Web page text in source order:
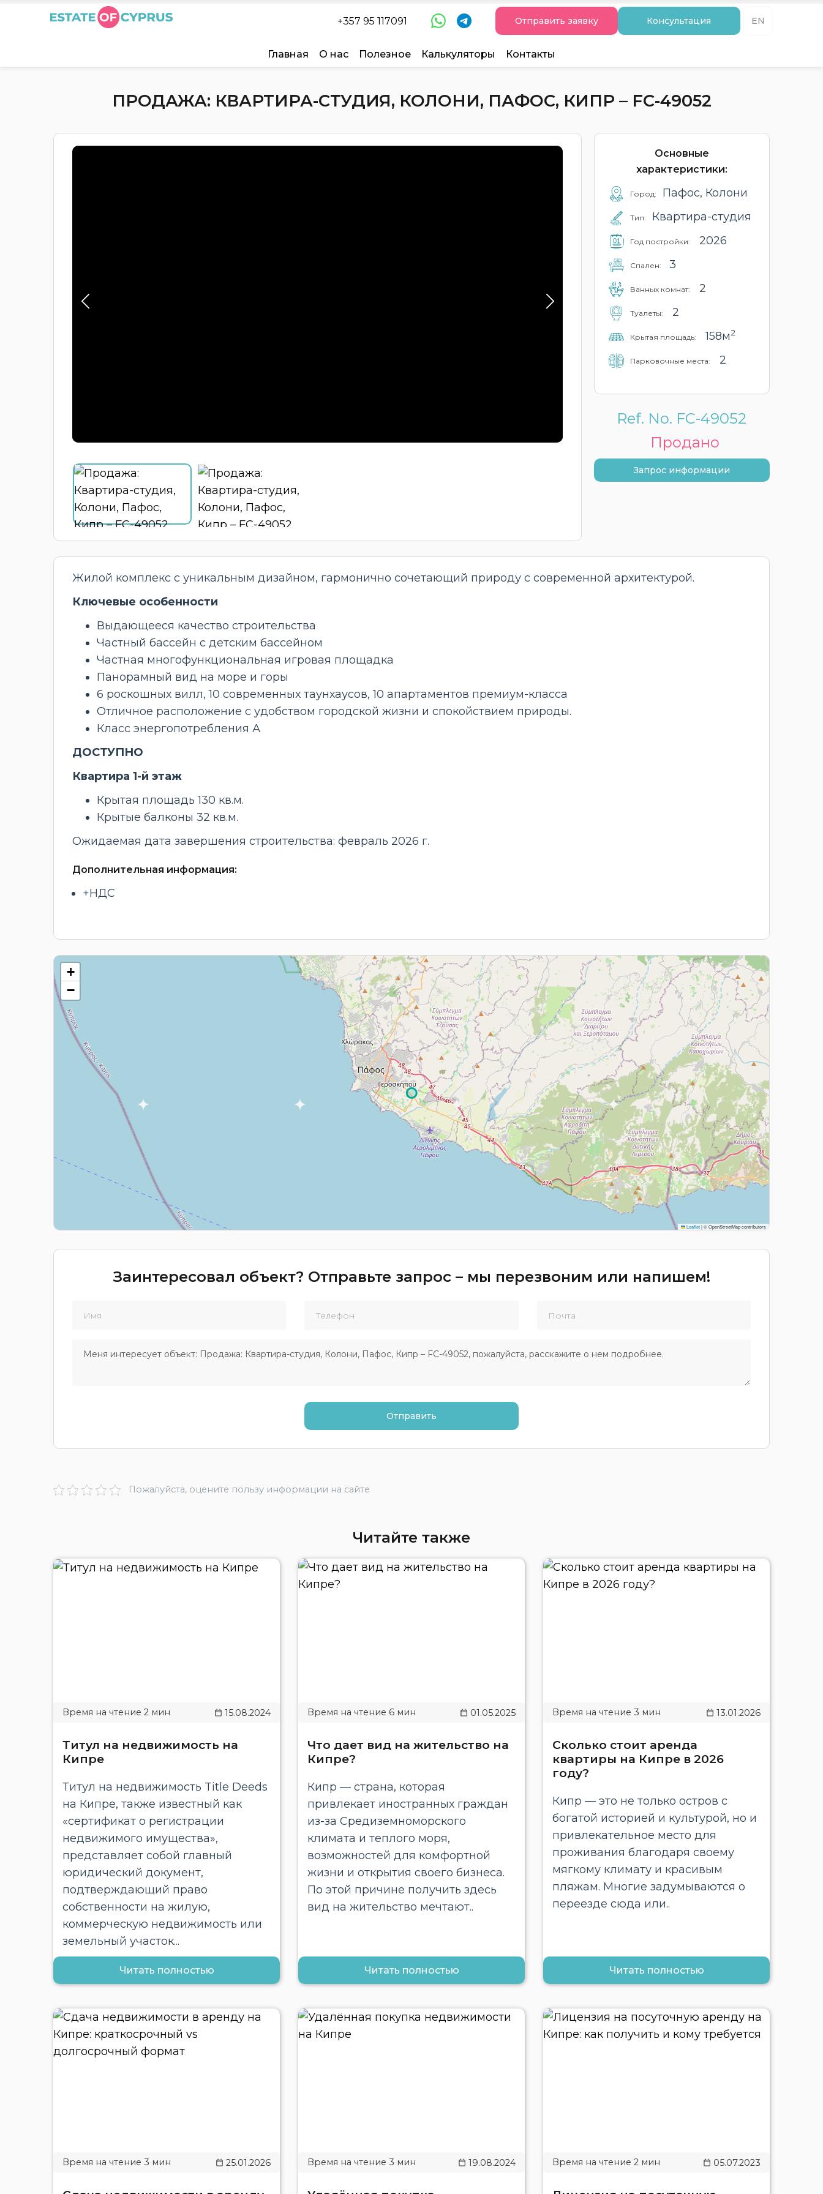
+357 95 117091 Отправить заявку Консультация EN
Главная О нас Полезное Калькуляторы Контакты
ПРОДАЖА: КВАРТИРА-СТУДИЯ, КОЛОНИ, ПАФОС, КИПР – FC-49052
Основные
характеристики:
Город: Пафос, Колони
Тип: Квартира-студия
Год постройки: 2026
Cпален: 3
Ванных комнат: 2
Туалеты: 2
Крытая площадь: 158м2
Парковочные места: 2
Ref. No. FC-49052
Продано
Запрос информации
Жилой комплекс с уникальным дизайном, гармонично сочетающий природу с современной архитектурой.
Ключевые особенности
Выдающееся качество строительства
Частный бассейн с детским бассейном
Частная многофункциональная игровая площадка
Панорамный вид на море и горы
6 роскошных вилл, 10 современных таунхаусов, 10 апартаментов премиум-класса
Отличное расположение с удобством городской жизни и спокойствием природы.
Класс энергопотребления А
ДОСТУПНО
Квартира 1-й этаж
Крытая площадь 130 кв.м.
Крытые балконы 32 кв.м.
Ожидаемая дата завершения строительства: февраль 2026 г.
Дополнительная информация:
+НДС
+
−
Leaflet|© OpenStreetMap contributors
Заинтересовал объект? Отправьте запрос – мы перезвоним или напишем!
Пожалуйста, оцените пользу информации на сайте
Читайте также
15.08.2024
Титул на недвижимость на
Кипре
Титул на недвижимость Title Deeds
на Кипре, также известный как
«сертификат о регистрации
недвижимого имущества»,
представляет собой главный
юридический документ,
подтверждающий право
собственности на жилую,
коммерческую недвижимость или
земельный участок...
Читать полностью
01.05.2025
Что дает вид на жительство на
Кипре?
Кипр — страна, которая
привлекает иностранных граждан
из-за Средиземноморского
климата и теплого моря,
возможностей для комфортной
жизни и открытия своего бизнеса.
По этой причине получить здесь
вид на жительство мечтают..
Читать полностью
13.01.2026
Сколько стоит аренда
квартиры на Кипре в 2026
году?
Кипр — это не только остров с
богатой историей и культурой, но и
привлекательное место для
проживания благодаря своему
мягкому климату и красивым
пляжам. Многие задумываются о
переезде сюда или..
Читать полностью
25.01.2026 19.08.2024 05.07.2023